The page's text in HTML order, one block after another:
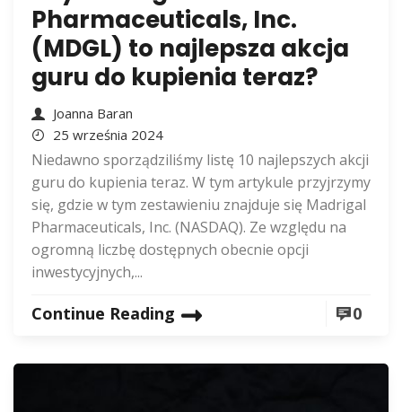
Pharmaceuticals, Inc.
(MDGL) to najlepsza akcja
guru do kupienia teraz?
Joanna Baran
25 września 2024
Niedawno sporządziliśmy listę 10 najlepszych akcji
guru do kupienia teraz. W tym artykule przyjrzymy
się, gdzie w tym zestawieniu znajduje się Madrigal
Pharmaceuticals, Inc. (NASDAQ). Ze względu na
ogromną liczbę dostępnych obecnie opcji
inwestycyjnych,...
Continue Reading 0